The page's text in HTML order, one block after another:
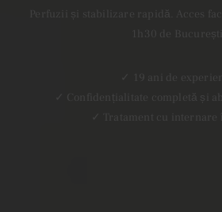
Perfuzii și stabilizare rapidă. Acces
1h30 de București
✓ 19 ani de
✓ Confidențialitate completă și
✓ Tratament cu internare